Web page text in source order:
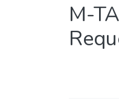
M-